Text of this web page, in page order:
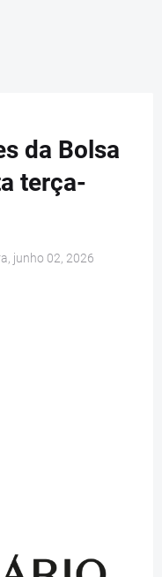
da Bolsa
terça-
junho 02, 2026